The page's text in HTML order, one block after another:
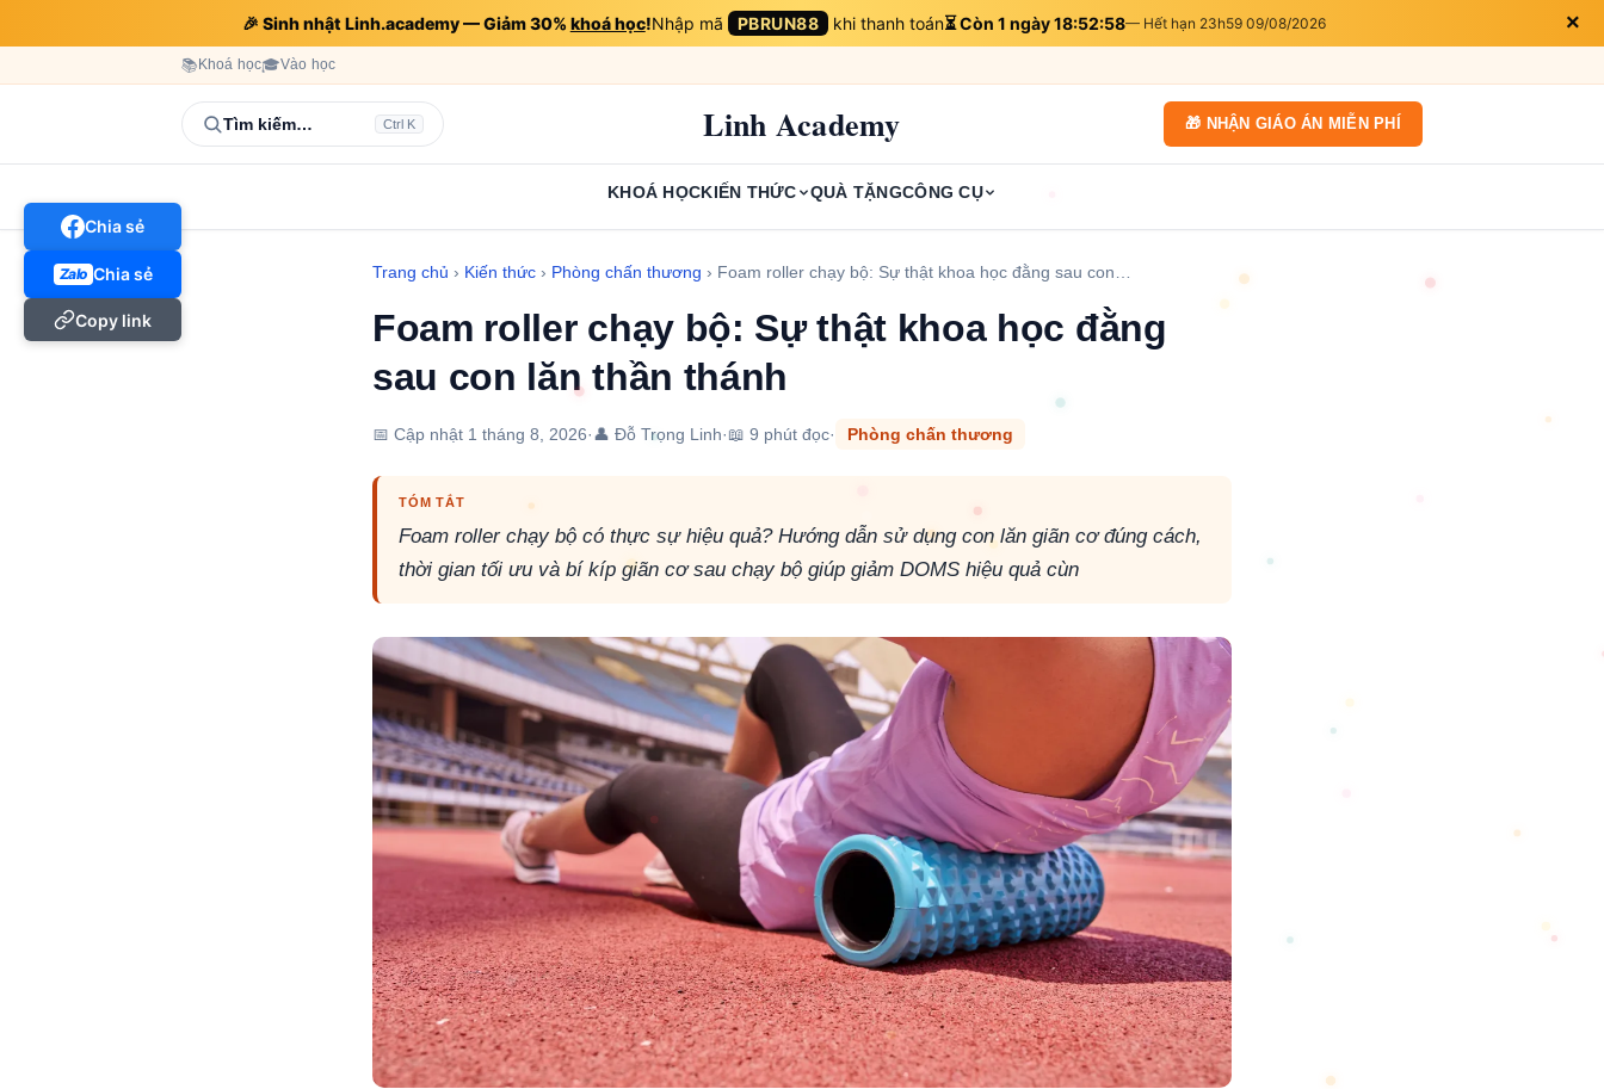
🎉 Sinh nhật Linh.academy — Giảm 30% khoá học!Nhập mã PBRUN88 khi thanh toán⏳ Còn 1 ngày 18:52:56— Hết hạn 23h59 09/08/2026 ×
📚 Khoá học🎓Vào học
Tìm kiếm… Ctrl K Linh Academy 🎁 NHẬN GIÁO ÁN MIỄN PHÍ
KHOÁ HỌCKIẾN THỨC QUÀ TẶNGCÔNG CỤ
Trang chủ › Kiến thức › Phòng chấn thương › Foam roller chạy bộ: Sự thật khoa học đằng sau con…
Foam roller chạy bộ: Sự thật khoa học đằng
sau con lăn thần thánh
📅 Cập nhật 1 tháng 8, 2026·👤 Đỗ Trọng Linh·📖 9 phút đọc· Phòng chấn thương
TÓM TẮT
Foam roller chạy bộ có thực sự hiệu quả? Hướng dẫn sử dụng con lăn giãn cơ đúng cách,
thời gian tối ưu và bí kíp giãn cơ sau chạy bộ giúp giảm DOMS hiệu quả cùn
Chia sẻ
Zalo Chia sẻ
Copy link